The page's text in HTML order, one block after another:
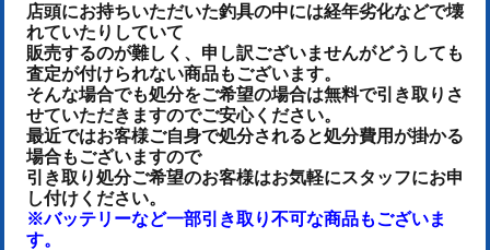
店頭にお持ちいただいた釣具の中には経年劣化などで壊
れていたりしていて
販売するのが難しく、申し訳ございませんがどうしても
査定が付けられない商品もございます。
そんな場合でも処分をご希望の場合は無料で引き取りさ
せていただきますのでご安心ください。
最近ではお客様ご自身で処分されると処分費用が掛かる
場合もございますので
引き取り処分ご希望のお客様はお気軽にスタッフにお申
し付けください。
※バッテリーなど一部引き取り不可な商品もございま
す。